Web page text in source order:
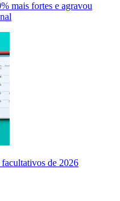
mais fortes e agravou
de 2026